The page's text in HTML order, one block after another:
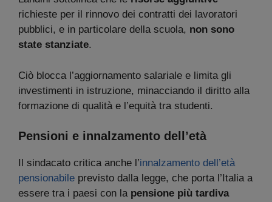
richieste per il rinnovo dei contratti dei lavoratori
pubblici, e in particolare della scuola, non sono
state stanziate.
Ciò blocca l’aggiornamento salariale e limita gli
investimenti in istruzione, minacciando il diritto alla
formazione di qualità e l’equità tra studenti.
Pensioni e innalzamento dell’età
Il sindacato critica anche l’innalzamento dell’età
pensionabile previsto dalla legge, che porta l’Italia a
essere tra i paesi con la pensione più tardiva